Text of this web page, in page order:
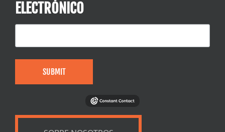
ELECTRÓNICO
SUBMIT